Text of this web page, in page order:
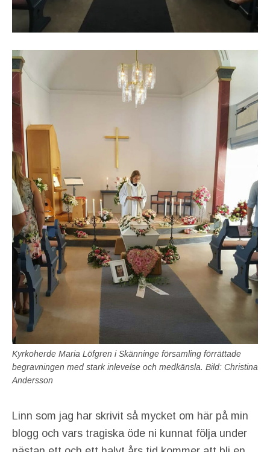
Kyrkoherde Maria Löfgren i Skänninge församling förrättade
begravningen med stark inlevelse och medkänsla. Bild: Christina
Andersson
Linn som jag har skrivit så mycket om här på min
blogg och vars tragiska öde ni kunnat följa under